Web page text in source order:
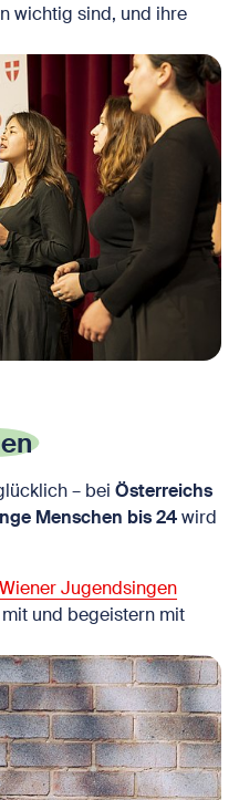
wichtig sind, und ihre
– bei Österreichs
Menschen bis 24wird
Wiener Jugendsingen
und begeistern mit